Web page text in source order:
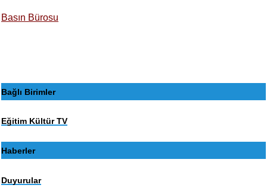
Basın Bürosu
Bağlı Birimler
Eğitim Kültür TV
Haberler
Duyurular